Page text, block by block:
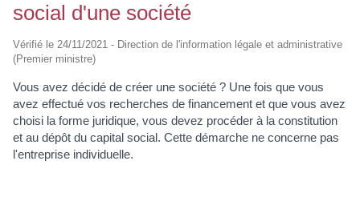
social d'une société
Vérifié le 24/11/2021 - Direction de l'information légale et administrative
(Premier ministre)
Vous avez décidé de créer une société ? Une fois que vous
avez effectué vos recherches de financement et que vous avez
choisi la forme juridique, vous devez procéder à la constitution
et au dépôt du capital social. Cette démarche ne concerne pas
l'entreprise individuelle.